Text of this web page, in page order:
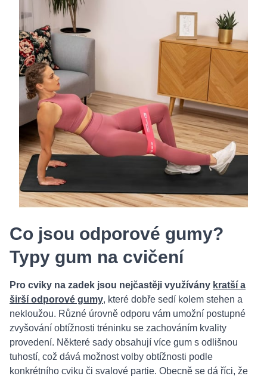
Co jsou odporové gumy?
Typy gum na cvičení
Pro cviky na zadek jsou nejčastěji využívány kratší a
širší odporové gumy, které dobře sedí kolem stehen a
nekloužou. Různé úrovně odporu vám umožní postupné
zvyšování obtížnosti tréninku se zachováním kvality
provedení. Některé sady obsahují více gum s odlišnou
tuhostí, což dává možnost volby obtížnosti podle
konkrétního cviku či svalové partie. Obecně se dá říci, že